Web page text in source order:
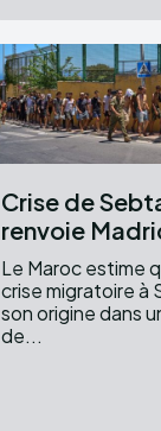
Crise de
renvoie
Le Maroc estime
crise migratoire à
son origine dans
de...